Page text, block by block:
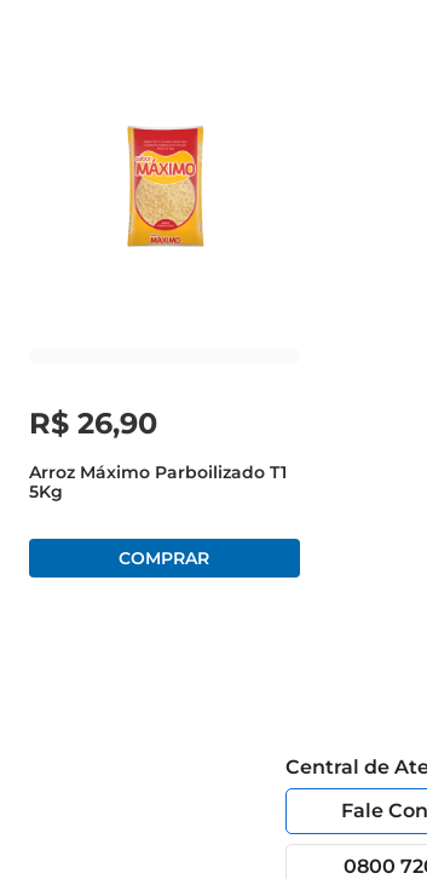
adicionar temperos, ervas ou legumes
quem busca manter uma dieta equilibrada e
suas refeições com sabor e saúde.
R$ 26,90
Arroz Máximo Parboilizado T1
5Kg
Central de
Fale
0800 720